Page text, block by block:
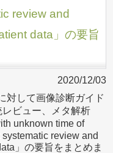
review and
data」の要旨
2020/12/03
対して画像診断ガイド
ビュー、メタ解析
unknown time of
review and
」の要旨をまとめま